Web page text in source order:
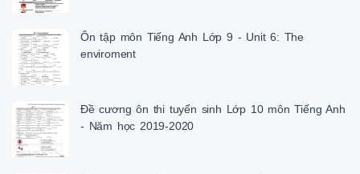
Ôn tập môn Tiếng Anh Lớp 9 - Unit 6: The
enviroment
Đề cương ôn thi tuyển sinh Lớp 10 môn Tiếng Anh
- Năm học 2019-2020